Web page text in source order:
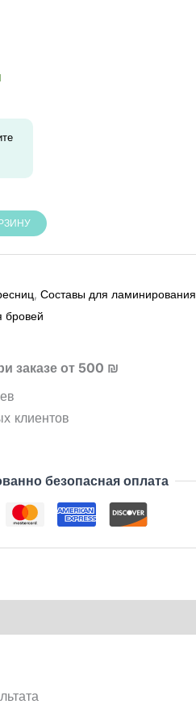
, Составы для ламинирования
бровей
заказе от 500 ₪
клиентов
безопасная оплата